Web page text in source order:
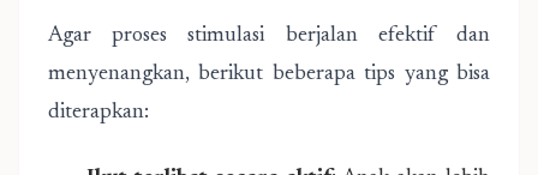
Agar proses stimulasi berjalan efektif dan
menyenangkan, berikut beberapa tips yang bisa
diterapkan: